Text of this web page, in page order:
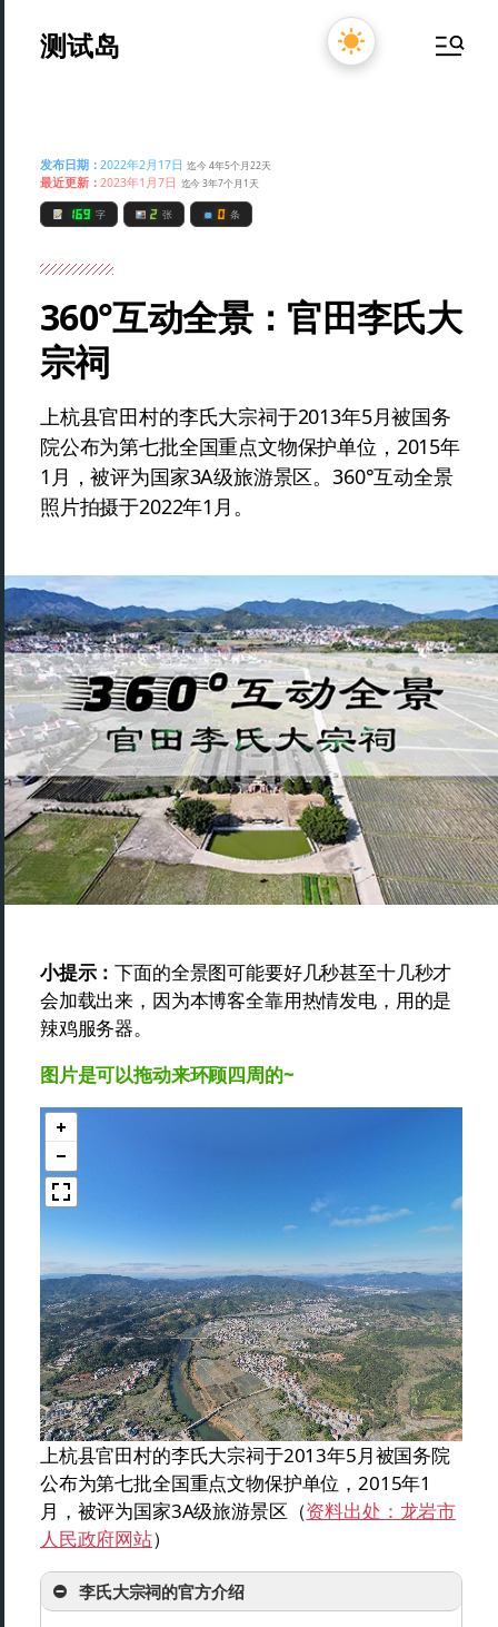
测试岛
发布日期：2022年2月17日 迄今 4年5个月22天
最近更新：2023年1月7日 迄今 3年7个月1天
169 字 2 张 0 条
360°互动全景：官田李氏大
宗祠
上杭县官田村的李氏大宗祠于2013年5月被国务
院公布为第七批全国重点文物保护单位，2015年
1月，被评为国家3A级旅游景区。360°互动全景
照片拍摄于2022年1月。
小提示：下面的全景图可能要好几秒甚至十几秒才
会加载出来，因为本博客全靠用热情发电，用的是
辣鸡服务器。
图片是可以拖动来环顾四周的~
上杭县官田村的李氏大宗祠于2013年5月被国务院
公布为第七批全国重点文物保护单位，2015年1
月，被评为国家3A级旅游景区（资料出处：龙岩市
人民政府网站）
李氏大宗祠的官方介绍